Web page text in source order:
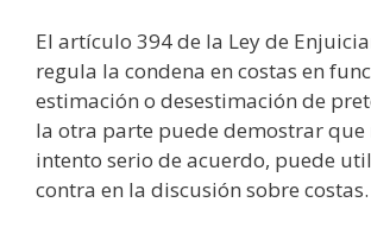
El artículo 394 de la Ley de
regula la condena en costas en
estimación o desestimación de
la otra parte puede demostrar que
intento serio de acuerdo, puede
contra en la discusión sobre costas.